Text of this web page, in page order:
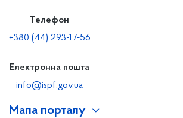
Мапа порталу
Телефон
+380 (44) 293-17-56
Електронна пошта
info@ispf.gov.ua